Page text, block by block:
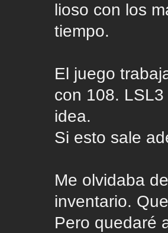
lioso con los
tiempo.
El juego
con 108.
idea.
Si esto sale
Me olvidaba
inventario.
Pero quedaré